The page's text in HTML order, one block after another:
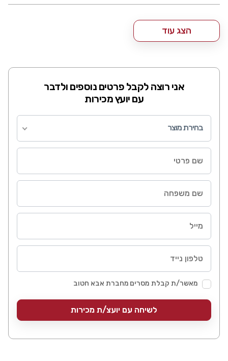
הצג עוד
אני רוצה לקבל פרטים נוספים ולדבר
עם יועץ מכירות
בחירת מוצר
מאשר/ת קבלת מסרים מחברת אבא חטוב
לשיחה עם יועצ/ת מכירות